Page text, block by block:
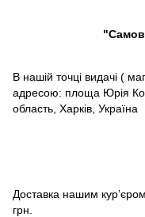
В нашій точці видачі (
адресою: площа Юрія
область, Харків, Україна
Доставка нашим
грн.